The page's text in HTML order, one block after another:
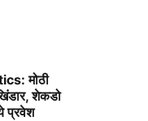
मोठी
शेकडो
प्रवेश